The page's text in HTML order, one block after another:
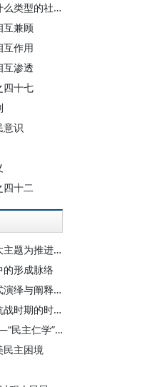
孙凤武：马克思主义是一种什么类型的社会思想理论？
互兼顾
互作用
互渗透
四十七
意识
四十二
王东峰：坚持团结和民主两大主题为推进中国式现代化广泛凝心聚力
的形成脉络
张桂娜：民主思想的俄罗斯式演绎与阐释——以俄罗斯保守自由主义流派为例
左玉河：抗日与民主：全面抗战时期的时代主题及其思想回应
黄玉顺：论“民主”与“仁爱”——“民主仁学”的“体用”问题
民主困境